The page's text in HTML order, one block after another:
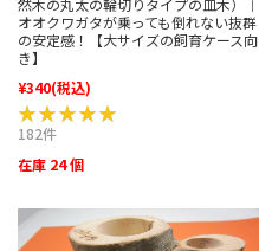
オオクワガタが乗っても倒れない抜群
の安定感！【大サイズの飼育ケース向
き】
¥340(税込)
★★★★★
★★★★★
182件
在庫 24 個